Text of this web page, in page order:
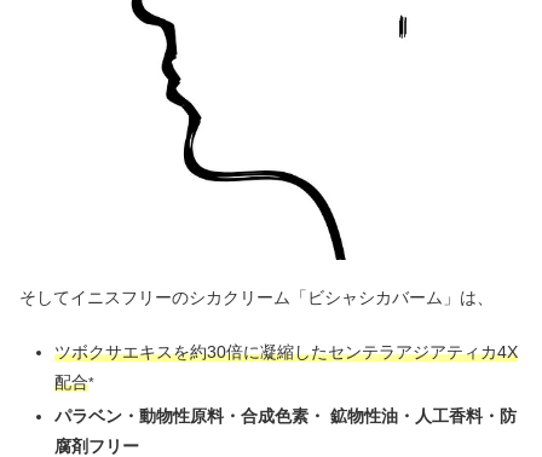
そしてイニスフリーのシカクリーム「ビシャシカバーム」は、
ツボクサエキスを約30倍に凝縮したセンテラアジアティカ4X
配合*
パラベン・動物性原料・合成色素・ 鉱物性油・人工香料・防
腐剤フリー